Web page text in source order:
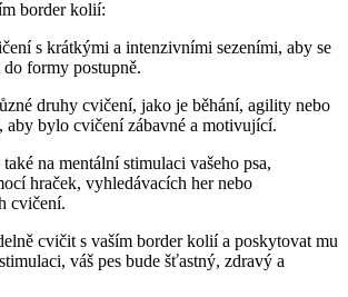
border kolií:
s krátkými a intenzivními sezeními, aby se
do formy postupně.
druhy cvičení, jako je běhání, agility nebo
aby bylo cvičení zábavné a motivující.
na mentální stimulaci vašeho psa,
hraček, vyhledávacích her nebo
cvičení.
cvičit s vaším border kolií a poskytovat mu
váš pes bude šťastný, zdravý a